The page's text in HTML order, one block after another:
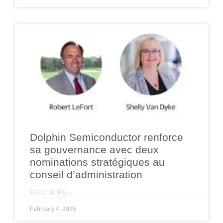
Dolphin Semiconductor renforce
sa gouvernance avec deux
nominations stratégiques au
conseil d’administration
READ MORE »
February 4, 2025